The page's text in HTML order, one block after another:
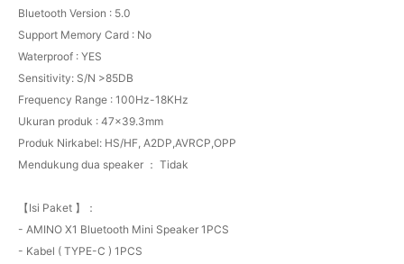
Bluetooth Version : 5.0
Support Memory Card : No
Waterproof : YES
Sensitivity: S/N >85DB
Frequency Range : 100Hz-18KHz
Ukuran produk : 47x39.3mm
Produk Nirkabel: HS/HF, A2DP,AVRCP,OPP
Mendukung dua speaker ： Tidak
【Isi Paket 】：
- AMINO X1 Bluetooth Mini Speaker 1PCS
- Kabel ( TYPE-C ) 1PCS